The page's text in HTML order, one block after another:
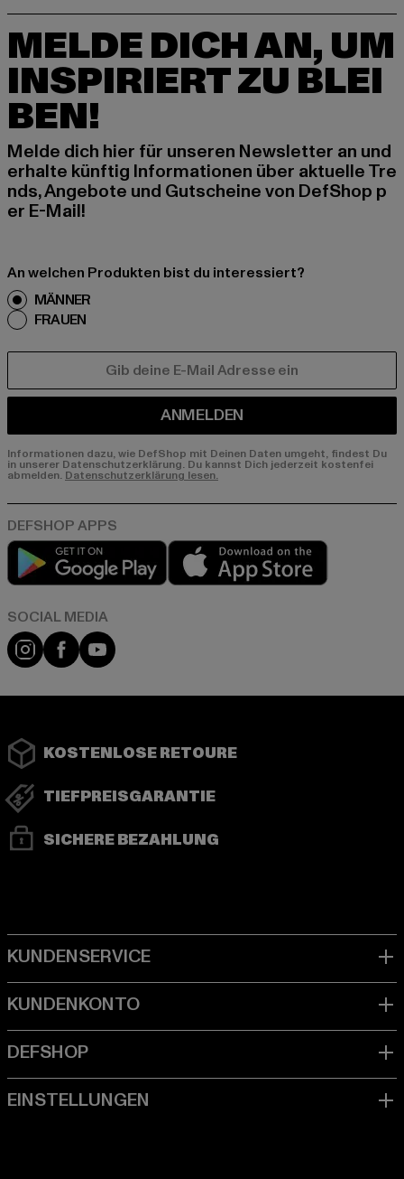
MELDE DICH AN, UM
INSPIRIERT ZU BLEI
BEN!
Melde dich hier für unseren Newsletter an und
erhalte künftig Informationen über aktuelle Tre
nds, Angebote und Gutscheine von DefShop p
er E-Mail!
An welchen Produkten bist du interessiert?
MÄNNER
FRAUEN
ANMELDEN
Informationen dazu, wie DefShop mit Deinen Daten umgeht, findest Du
in unserer Datenschutzerklärung. Du kannst Dich jederzeit kostenfei
abmelden. Datenschutzerklärung lesen.
Play market
Instagram
FacebookYouTube
KOSTENLOSE RETOURE
TIEFPREISGARANTIE
SICHERE BEZAHLUNG